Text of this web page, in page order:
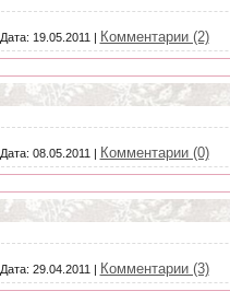
Дата: 19.05.2011 Комментарии (2)
Дата: 08.05.2011 Комментарии (0)
Дата: 29.04.2011 Комментарии (3)